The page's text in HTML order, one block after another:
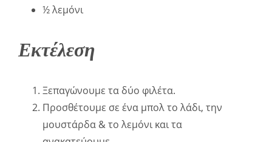
½ λεμόνι
Εκτέλεση
Ξεπαγώνουμε τα δύο φιλέτα.
Προσθέτουμε σε ένα μπολ το λάδι, την
μουστάρδα & το λεμόνι και τα